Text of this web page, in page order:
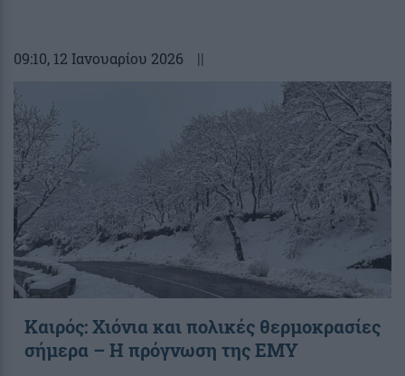
09:10, 12 Ιανουαρίου 2026 ||
Καιρός: Χιόνια και πολικές θερμοκρασίες
σήμερα – Η πρόγνωση της ΕΜΥ